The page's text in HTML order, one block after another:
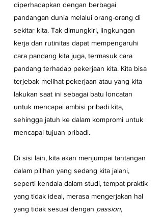
diperhadapkan dengan berbagai
pandangan dunia melalui orang-orang di
sekitar kita. Tak dimungkiri, lingkungan
kerja dan rutinitas dapat mempengaruhi
cara pandang kita juga, termasuk cara
pandang terhadap pekerjaan kita. Kita bisa
terjebak melihat pekerjaan atau yang kita
lakukan saat ini sebagai batu loncatan
untuk mencapai ambisi pribadi kita,
sehingga jatuh ke dalam kompromi untuk
mencapai tujuan pribadi.
Di sisi lain, kita akan menjumpai tantangan
dalam pilihan yang sedang kita jalani,
seperti kendala dalam studi, tempat praktik
yang tidak ideal, merasa mengerjakan hal
yang tidak sesuai dengan passion,